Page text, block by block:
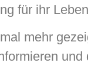
für ihr
mehr